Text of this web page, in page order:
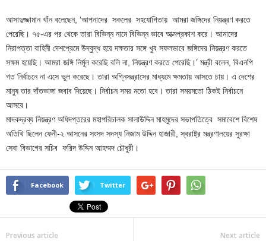
আসাদুজ্জামান খাঁন বলেছেন, ‘আপনাদের সকলের সহযোগিতায় আমরা জঙ্গিদের নিয়ন্ত্রণ করতে
পেরেছি। ৭৫-এর পর থেকে তারা বিভিন্ন নামে বিভিন্ন ভাবে আত্মপ্রকাশ করে। আমাদের
নিরাপত্তা বাহিনী দেশপ্রেমে উদ্বুদ্ধ হয়ে দক্ষতার সঙ্গে খুব সফলভাবে জঙ্গিদের নিয়ন্ত্রণ করতে
সক্ষম হয়েছি। আমরা জঙ্গি নির্মূল করেছি বলি না, নিয়ন্ত্রণ করতে পেরেছি।’ মন্ত্রী বলেন, বিএনপি
গত নির্বাচনে না এসে ভুল করেছে। তারা অগ্নিসন্ত্রাসের মাধ্যমে ক্ষমতায় আসতে চায়। এ দেশের
মানুষ তার দাঁতভাঙ্গা জবাব দিয়েছে। নির্বাচন সময় মতো হবে। তারা সময়মতো ঠিকই নির্বাচনে
আসবে।
মাদকদ্রব্য নিয়ন্ত্রণ অধিদপ্তরের মহাপরিচালক সালাউদ্দিন মাহমুদের সভাপতিত্বে সমাবেশে বিশেষ
অতিথি ছিলেন ফেনী-২ আসনের সংসদ সদস্য নিজাম উদ্দিন হাজারী, স্বরাষ্ট্র মন্ত্রণালয়ের সুরক্ষা
সেবা বিভাগের সচিব ফরিদ উদ্দিন আহম্মদ চৌধুরী।
Facebook Twitter
Previous article Next article